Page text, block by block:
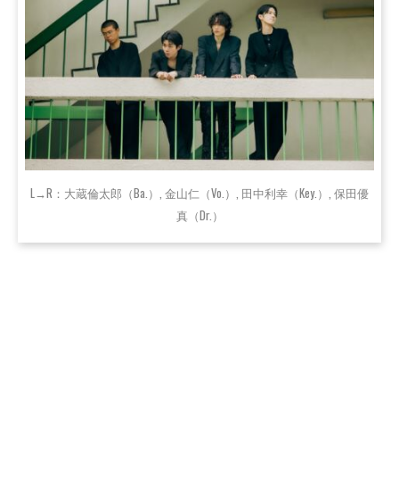
L→R：大蔵倫太郎（Ba.）, 金山仁（Vo.）, 田中利幸（Key.）, 保田優
真（Dr.）